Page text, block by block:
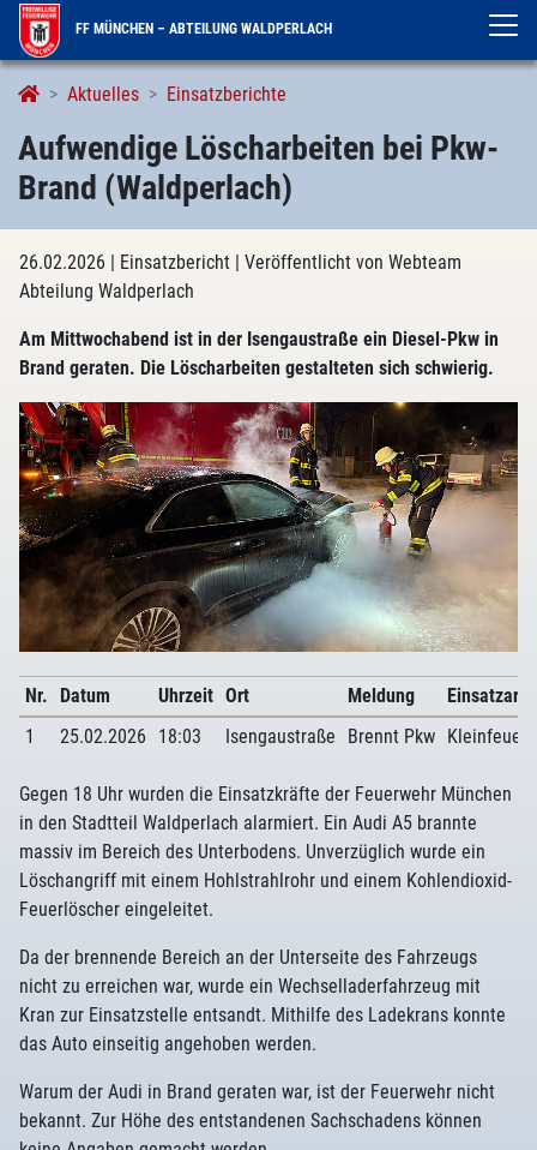
FF MÜNCHEN – ABTEILUNG WALDPERLACH
Aktuelles Einsatzberichte
Aufwendige Löscharbeiten bei Pkw-
Brand (Waldperlach)
26.02.2026 | Einsatzbericht | Veröffentlicht von Webteam
Abteilung Waldperlach
Am Mittwochabend ist in der Isengaustraße ein Diesel-Pkw in
Brand geraten. Die Löscharbeiten gestalteten sich schwierig.
Nr. Datum Uhrzeit Ort Meldung
Einsatzart
1
25.02.2026 18:03 Isengaustraße Brennt Pkw Kleinfeuer
Gegen 18 Uhr wurden die Einsatzkräfte der Feuerwehr München
in den Stadtteil Waldperlach alarmiert. Ein Audi A5 brannte
massiv im Bereich des Unterbodens. Unverzüglich wurde ein
Löschangriff mit einem Hohlstrahlrohr und einem Kohlendioxid-
Feuerlöscher eingeleitet.
Da der brennende Bereich an der Unterseite des Fahrzeugs
nicht zu erreichen war, wurde ein Wechselladerfahrzeug mit
Kran zur Einsatzstelle entsandt. Mithilfe des Ladekrans konnte
das Auto einseitig angehoben werden.
Warum der Audi in Brand geraten war, ist der Feuerwehr nicht
bekannt. Zur Höhe des entstandenen Sachschadens können